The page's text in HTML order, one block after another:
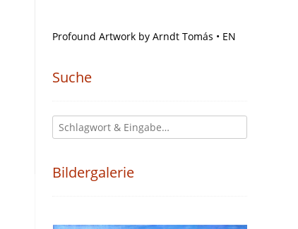
Profound Artwork by Arndt Tomás • EN
Suche
Bildergalerie